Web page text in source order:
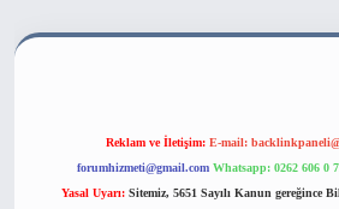
Reklam ve İletişim: E-mail:
forumhizmeti@gmail.com Whatsapp: 0262 606 0
Yasal Uyarı: Sitemiz, 5651 Sayılı Kanun gereğince